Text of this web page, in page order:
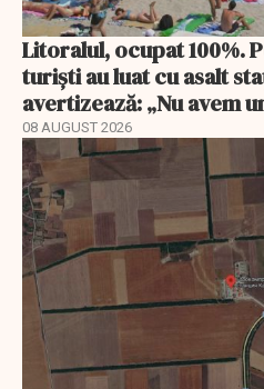
Litoralul, ocupat 100%.
turiști au luat cu asalt
avertizează: „Nu avem
08 AUGUST 2026